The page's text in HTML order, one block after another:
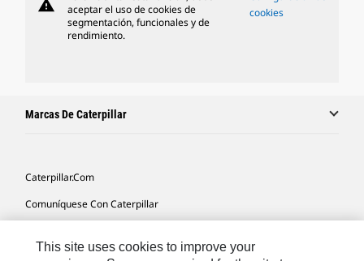
warning
aceptar el uso de cookies de
segmentación, funcionales y de
rendimiento.
cookies
Marcas De Caterpillar
Caterpillar.com
Comuníquese Con Caterpillar
Mapa Del Sitio
This site uses cookies to improve your